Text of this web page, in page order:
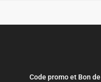
Code promo et Bon de